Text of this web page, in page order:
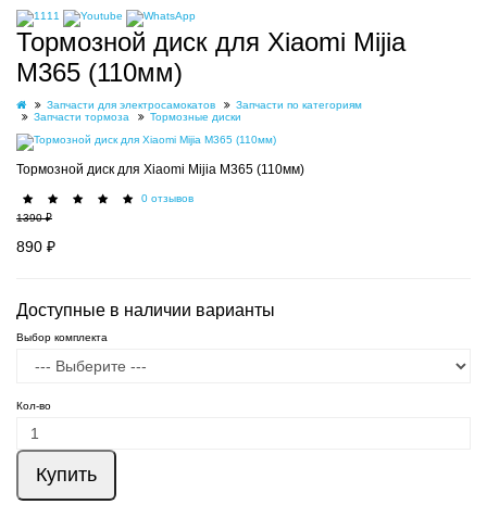
Тормозной диск для Xiaomi Mijia
M365 (110мм)
Запчасти для электросамокатов
Запчасти по категориям
Запчасти тормоза
Тормозные диски
Тормозной диск для Xiaomi Mijia M365 (110мм)
0 отзывов
1390 ₽
890 ₽
Доступные в наличии варианты
Выбор комплекта
Кол-во
Купить